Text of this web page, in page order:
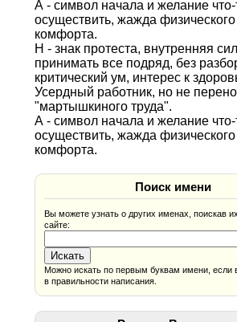
А - символ начала и желание что-
осуществить, жажда
комфорта.
Н - знак протеста, внутренняя
принимать все подряд, без
критический ум, интерес к
Усердный работник, но не
"мартышкиного труда".
А - символ начала и желание что-
осуществить, жажда
комфорта.
Поиск имени
Вы можете узнать о других именах, поискав
сайте:
Можно искать по первым буквам имени, если
в правильности написания.